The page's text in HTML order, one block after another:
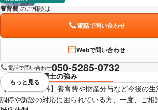
養育費 のご相談は
電話で問い合わせ
Webで問い合わせ
電話で問い合わせ050-5285-0732
弁護士の強み
【初回30分無料】養育費や財産分与など今後の生
調停や訴訟の対応に困られている方、一度、ご相
視覚的に省略されている要素を
もっと見る